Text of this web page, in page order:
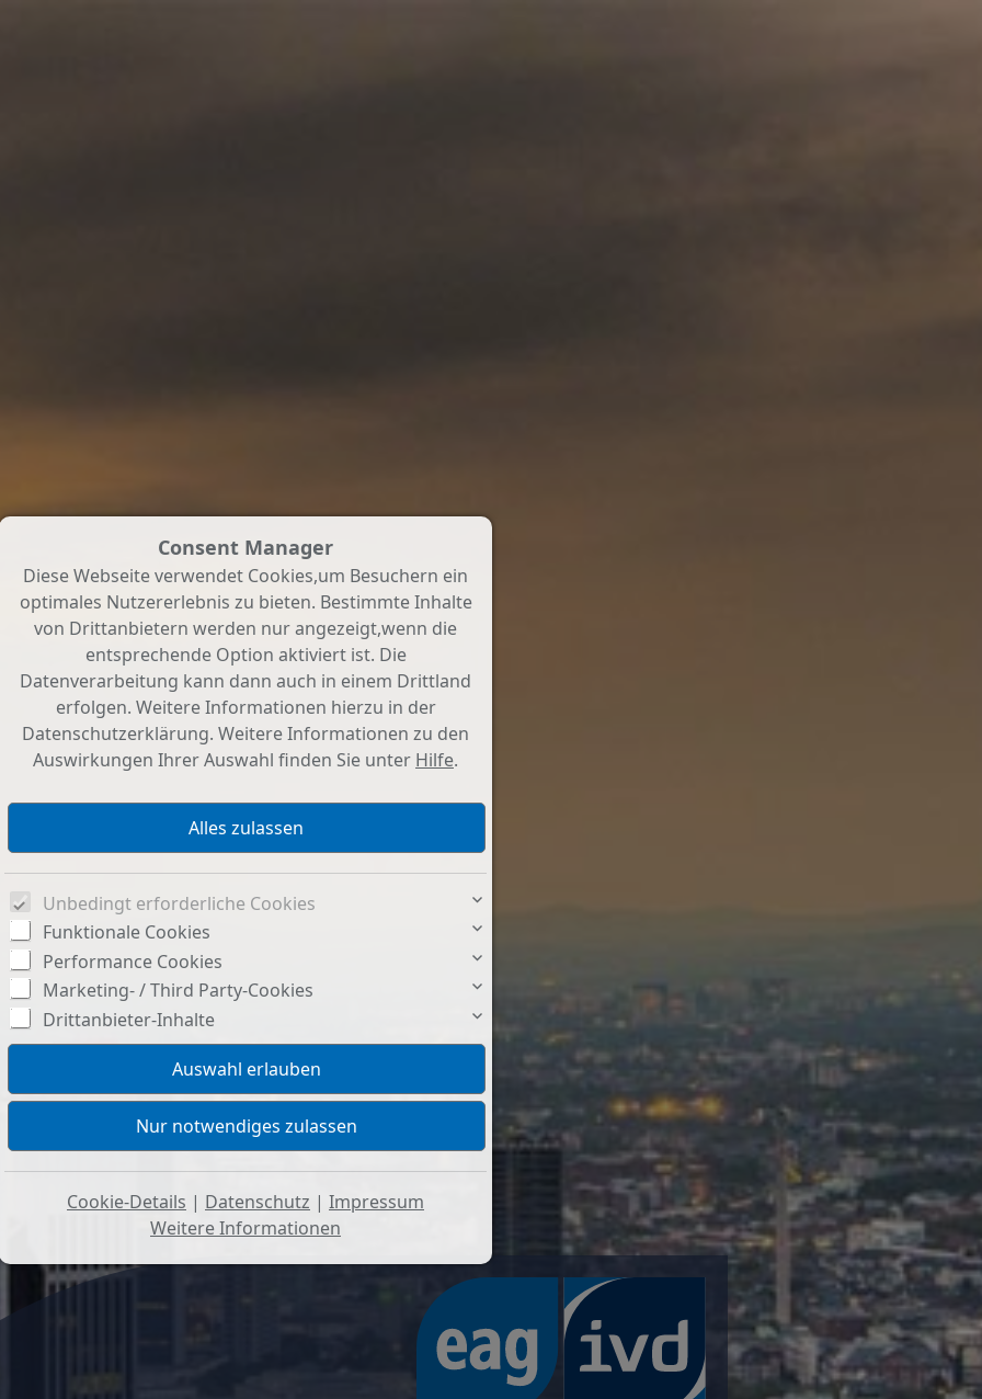
Consent Manager
Diese Webseite verwendet Cookies,um Besuchern ein
optimales Nutzererlebnis zu bieten. Bestimmte Inhalte
von Drittanbietern werden nur angezeigt,wenn die
entsprechende Option aktiviert ist. Die
Datenverarbeitung kann dann auch in einem Drittland
erfolgen. Weitere Informationen hierzu in der
Datenschutzerklärung. Weitere Informationen zu den
Auswirkungen Ihrer Auswahl finden Sie unter Hilfe.
Unbedingt erforderliche Cookies
Funktionale Cookies
Performance Cookies
Marketing- / Third Party-Cookies
Drittanbieter-Inhalte
Cookie-Details | Datenschutz | Impressum
Weitere Informationen
Es werden nur die technisch notwendigen
zugelassen und keine Drittanbieter-Inhalte.
Sie können Ihre Cookie-Einstellung jederzeit hier
Cookie-Details
Datenschutz| Impressum
zurück